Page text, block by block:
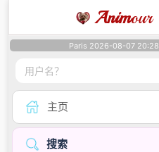
Animour
Paris 2026-08-07 20:28
主页
搜索